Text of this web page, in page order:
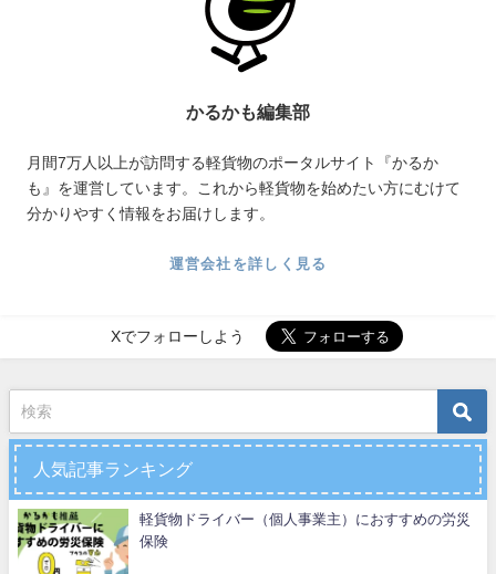
かるかも編集部
月間7万人以上が訪問する軽貨物のポータルサイト『かるか
も』を運営しています。これから軽貨物を始めたい方にむけて
分かりやすく情報をお届けします。
運営会社を詳しく見る
Xでフォローしよう
人気記事ランキング
軽貨物ドライバー（個人事業主）におすすめの労災
保険